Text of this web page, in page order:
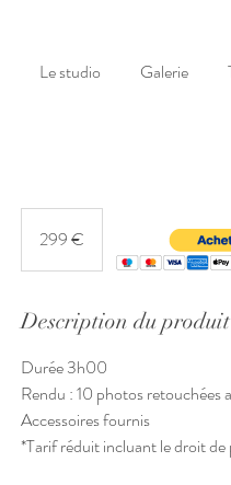
Le studio Galerie
299 €
Description du produit
Durée 3h00
Rendu : 10 photos
Accessoires fournis
*Tarif réduit incluant le droit